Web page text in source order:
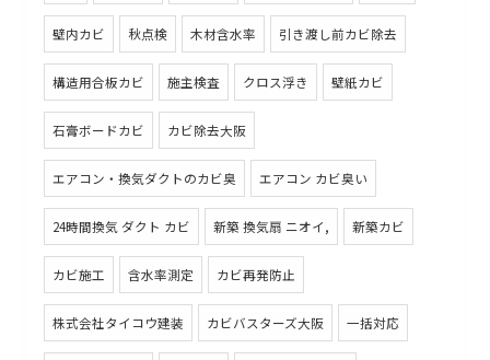
壁内カビ 秋点検 木材含水率 引き渡し前カビ除去
構造用合板カビ 施主検査 クロス浮き 壁紙カビ
石膏ボードカビ カビ除去大阪
エアコン・換気ダクトのカビ臭 エアコン カビ臭い
24時間換気 ダクト カビ 新築 換気扇 ニオイ, 新築カビ
カビ施工 含水率測定 カビ再発防止
株式会社タイコウ建装 カビバスターズ大阪 一括対応